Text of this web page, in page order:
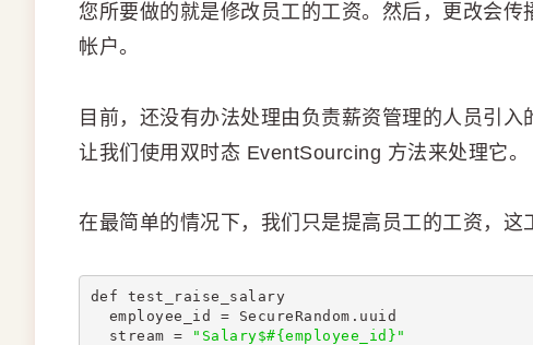
您所要做的就是修改员工的工资。然后，更改会
帐户。
目前，还没有办法处理由负责薪资管理的人员引入
让我们使用双时态 EventSourcing 方法来处理它。
在最简单的情况下，我们只是提高员工的工资，这
def test_raise_salary
employee_id = SecureRandom.uuid
stream =
"Salary$#{employee_id}"